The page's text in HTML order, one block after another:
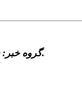
گروه خبر: فرماندهي انتظامي آذربايجان غربي گفت: طي 80 روز گذشته بيش از يک تن مواد مخدر در استان کشف و بيش از 5 هزار نفر نيز در اين خصوص دستگير شدند.